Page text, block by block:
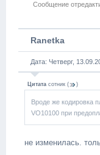
Сообщение
Ranetka
Дата: Четверг,
Цитата сотник ( )
Вроде же кодировка
VO10100 при
не изменилась.